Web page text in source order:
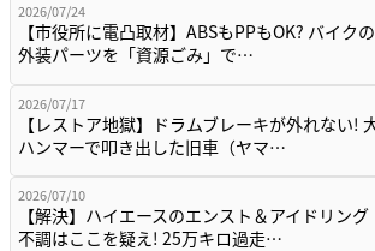
2026/07/24
【市役所に電凸取材】ABSもPPもOK? バイクの
外装パーツを「資源ごみ」で…
2026/07/17
【レストア地獄】ドラムブレーキが外れない!
ハンマーで叩き出した旧車（ヤマ…
2026/07/10
【解決】ハイエースのエンスト＆アイドリング
不調はここを疑え! 25万キロ過走…